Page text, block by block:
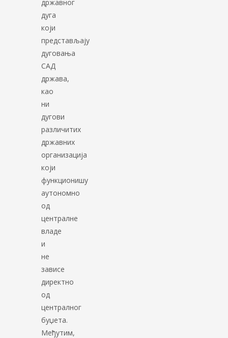
државног
дуга
који
представљају
дуговања
САД
држава,
као
ни
дугови
различитих
државних
организација
који
функционишу
аутономно
од
централне
владе
и
не
зависе
директно
од
централног
буџета.
Међутим,